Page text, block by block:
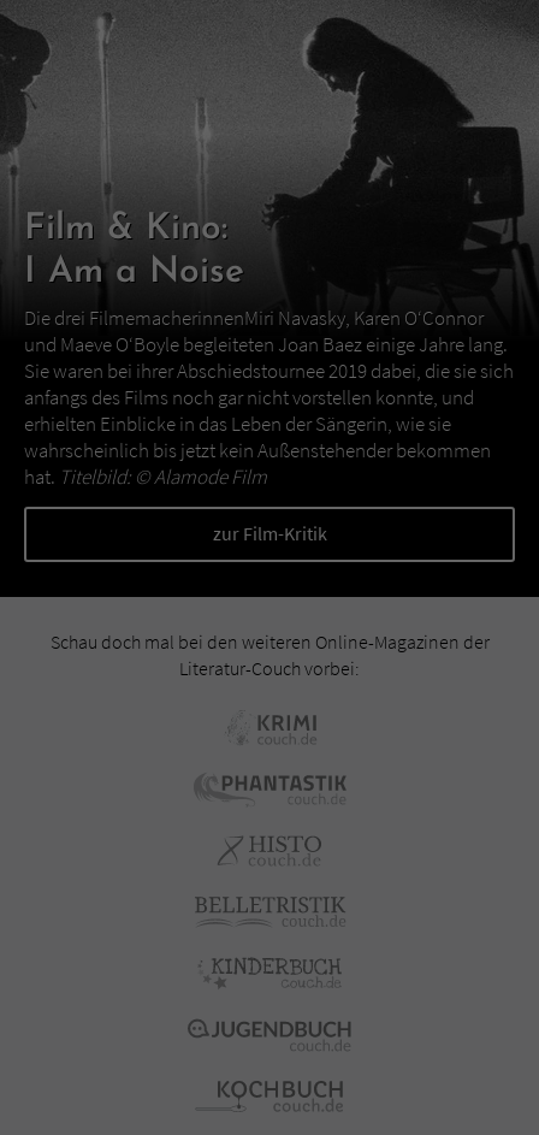
Film & Kino:
I Am a Noise
Die drei FilmemacherinnenMiri Navasky, Karen O‘Connor
und Maeve O‘Boyle begleiteten Joan Baez einige Jahre lang.
Sie waren bei ihrer Abschiedstournee 2019 dabei, die sie sich
anfangs des Films noch gar nicht vorstellen konnte, und
erhielten Einblicke in das Leben der Sängerin, wie sie
wahrscheinlich bis jetzt kein Außenstehender bekommen
hat. Titelbild: ©Alamode Film
zur Film-Kritik
Schau doch mal bei den weiteren Online-Magazinen der
Literatur-Couch vorbei: